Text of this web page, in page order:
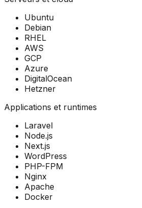
Ubuntu
Debian
RHEL
AWS
GCP
Azure
DigitalOcean
Hetzner
Applications et runtimes
Laravel
Node.js
Next.js
WordPress
PHP-FPM
Nginx
Apache
Docker